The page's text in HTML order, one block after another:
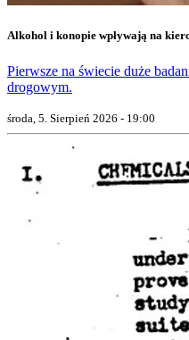
Alkohol i konopie wpływają na
Pierwsze na świecie duże
drogowym.
środa, 5. Sierpień 2026 - 19:00